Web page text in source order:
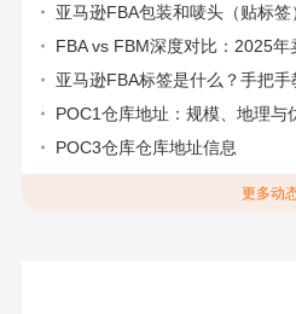
亚马逊FBA包装和唛头（贴标签
FBA vs FBM深度对比：2025年卖家
亚马逊FBA标签是什么？手把手教
POC1仓库地址：规模、地理与
POC3仓库仓库地址信息
更多动